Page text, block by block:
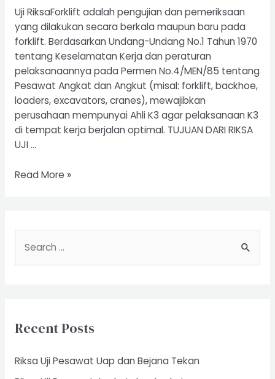
Uji RiksaForklift adalah pengujian dan pemeriksaan
yang dilakukan secara berkala maupun baru pada
forklift. Berdasarkan Undang-Undang No.1 Tahun 1970
tentang Keselamatan Kerja dan peraturan
pelaksanaannya pada Permen No.4/MEN/85 tentang
Pesawat Angkat dan Angkut (misal: forklift, backhoe,
loaders, excavators, cranes), mewajibkan
perusahaan mempunyai Ahli K3 agar pelaksanaan K3
di tempat kerja berjalan optimal. TUJUAN DARI RIKSA
UJI …
Uji
Read More »
h
Recent Posts
Riksa Uji Pesawat Uap dan Bejana Tekan